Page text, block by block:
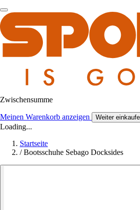
Zwischensumme
Meinen Warenkorb anzeigen Weiter
Loading...
Startseite
/ Bootsschuhe Sebago Docksides